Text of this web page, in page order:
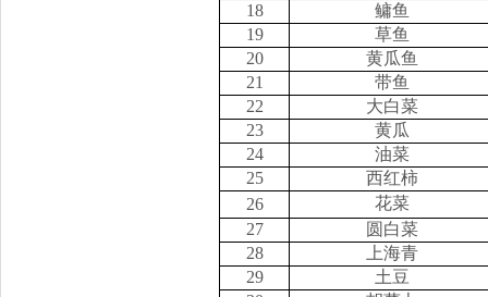
18
鳙鱼
19
草鱼
20
黄瓜鱼
21
带鱼
22
大白菜
23
黄瓜
24
油菜
25
西红柿
26
花菜
27
圆白菜
28
上海青
29
土豆